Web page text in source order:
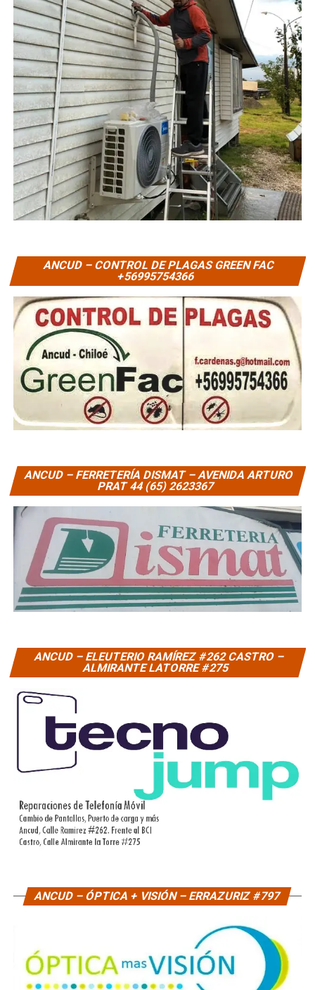
ANCUD – CONTROL DE PLAGAS GREEN FAC
+56995754366
ANCUD – FERRETERÍA DISMAT – AVENIDA ARTURO
PRAT 44 (65) 2623367
ANCUD – ELEUTERIO RAMÍREZ #262 CASTRO –
ALMIRANTE LATORRE #275
ANCUD – ÓPTICA + VISIÓN – ERRAZURIZ #797